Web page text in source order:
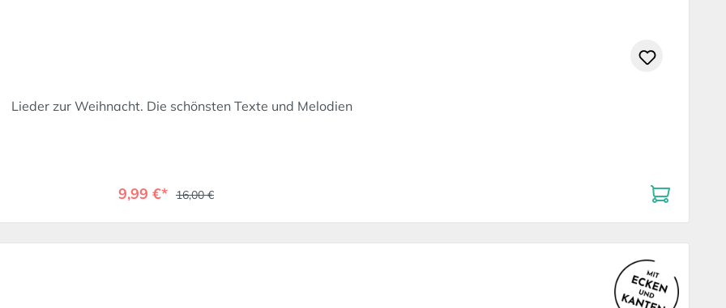
Lieder zur Weihnacht. Die schönsten Texte und Melodien
9,99 €* 16,00 €